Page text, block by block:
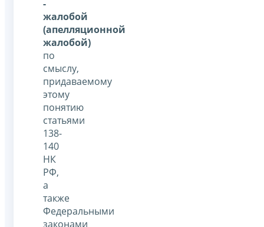
-
жалобой
(апелляционной
жалобой)
по
смыслу,
придаваемому
этому
понятию
статьями
138-
140
НК
РФ,
а
также
Федеральными
законами